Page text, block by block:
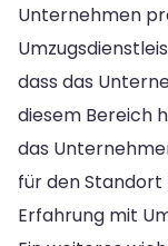
Unternehmen
dass das
diesem Bereich
das
für den
Erfahrung mit